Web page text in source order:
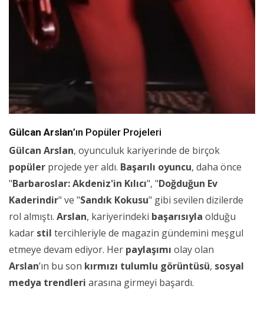
Gülcan Arslan’ın Popüler Projeleri
Gülcan Arslan, oyunculuk kariyerinde de birçok
popüler projede yer aldı. Başarılı oyuncu, daha önce
"Barbaroslar: Akdeniz'in Kılıcı", "Doğduğun Ev
Kaderindir" ve "Sandık Kokusu" gibi sevilen dizilerde
rol almıştı. Arslan, kariyerindeki başarısıyla olduğu
kadar stil tercihleriyle de magazin gündemini meşgul
etmeye devam ediyor. Her paylaşımı olay olan
Arslan’ın bu son kırmızı tulumlu görüntüsü, sosyal
medya trendleri arasına girmeyi başardı.